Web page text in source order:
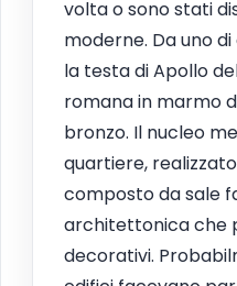
volta o sono stati
moderne. Da uno
la testa di Apollo
romana in marmo
bronzo. Il nucleo
quartiere,
composto da sale
architettonica che
decorativi.